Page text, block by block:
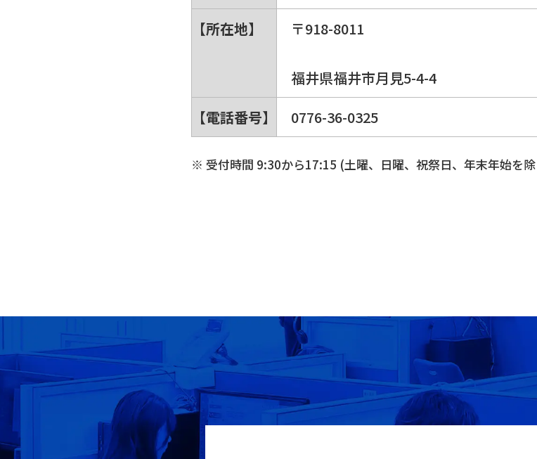
【所在地】
〒918-8011
福井県福井市月見5-4-4
【電話番号】
0776-36-0325
※ 受付時間 9:30から17:15 (土曜、日曜、祝祭日、年末年始を